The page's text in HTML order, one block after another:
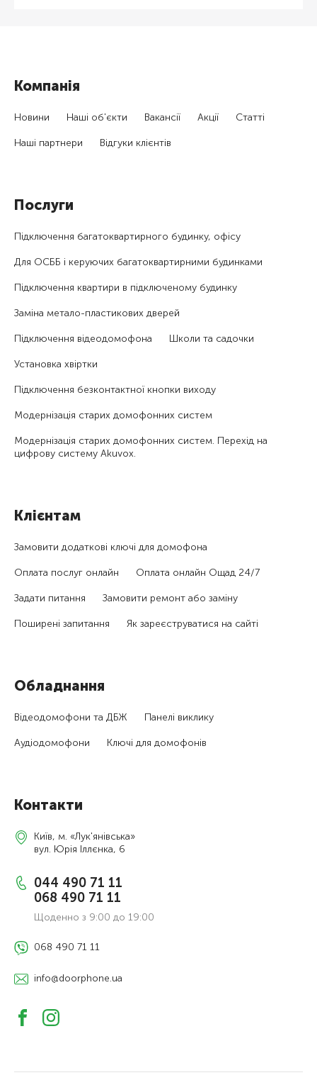
Компанія
Новини Наші об'єкти Вакансії Акції Статті
Наші партнери Відгуки клієнтів
Послуги
Підключення багатоквартирного будинку, офісу
Для ОСББ і керуючих багатоквартирними будинками
Підключення квартири в підключеному будинку
Заміна метало-пластикових дверей
Підключення відеодомофона Школи та садочки
Установка хвіртки
Підключення безконтактної кнопки виходу
Модернізація старих домофонних систем
Модернізація старих домофонних систем. Перехід на
цифрову систему Akuvox.
Клієнтам
Замовити додаткові ключі для домофона
Оплата послуг онлайн Оплата онлайн Ощад 24/7
Задати питання Замовити ремонт або заміну
Поширені запитання Як зареєструватися на сайті
Обладнання
Відеодомофони та ДБЖ Панелі виклику
Аудіодомофони Ключі для домофонів
Контакти
Київ, м. «Лук'янівська»
вул. Юрія Іллєнка, 6
044 490 71 11
068 490 71 11
Щоденно з 9:00 до 19:00
068 490 71 11
info@doorphone.ua